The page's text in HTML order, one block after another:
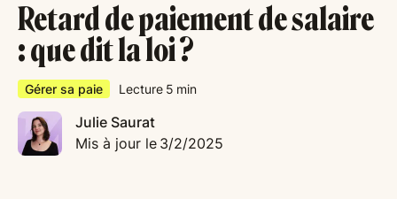
Retard de paiement de salaire
: que dit la loi ?
Gérer sa paie Lecture 5 min
Julie Saurat
Mis à jour le 3/2/2025